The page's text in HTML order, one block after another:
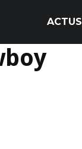
ACTUS